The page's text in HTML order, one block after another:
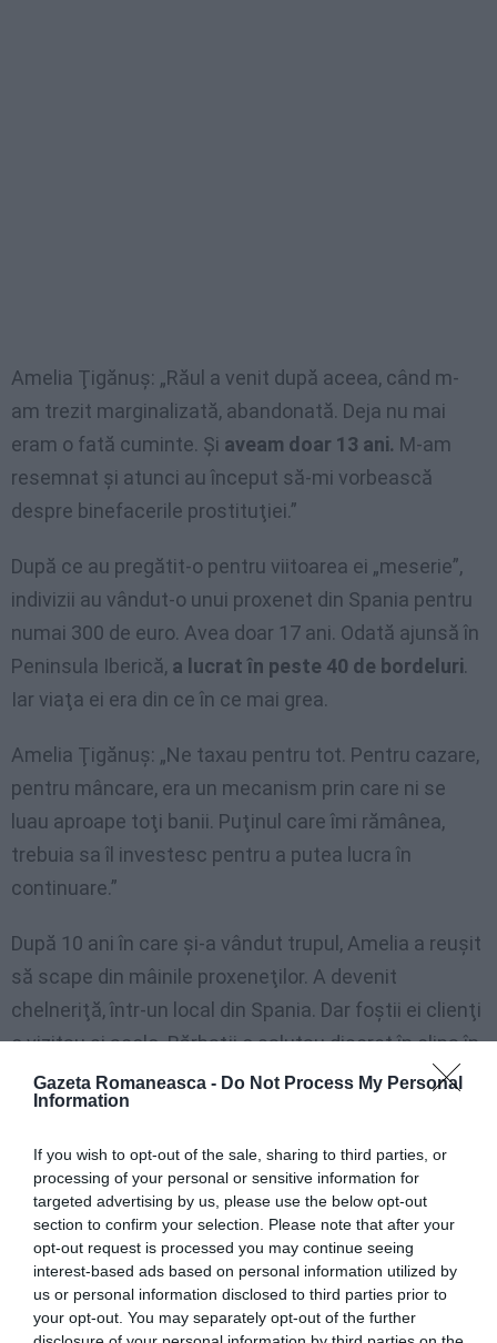
Gazeta Romaneasca - Do Not Process My Personal
Information
If you wish to opt-out of the sale, sharing to third parties, or
processing of your personal or sensitive information for
targeted advertising by us, please use the below opt-out
section to confirm your selection. Please note that after your
opt-out request is processed you may continue seeing
interest-based ads based on personal information utilized by
us or personal information disclosed to third parties prior to
your opt-out. You may separately opt-out of the further
Amelia Ţigănuş: „Răul a venit după aceea, când m-
am trezit marginalizată, abandonată. Deja nu mai
eram o fată cuminte. Şi aveam doar 13 ani. M-am
resemnat şi atunci au început să-mi vorbească
despre binefacerile prostituţiei.”
După ce au pregătit-o pentru viitoarea ei „meserie”,
indivizii au vândut-o unui proxenet din Spania pentru
numai 300 de euro. Avea doar 17 ani. Odată ajunsă în
Peninsula Iberică, a lucrat în peste 40 de bordeluri.
Iar viaţa ei era din ce în ce mai grea.
Amelia Ţigănuş: „Ne taxau pentru tot. Pentru cazare,
pentru mâncare, era un mecanism prin care ni se
luau aproape toţi banii. Puţinul care îmi rămânea,
trebuia sa îl investesc pentru a putea lucra în
continuare.”
După 10 ani în care şi-a vândut trupul, Amelia a reuşit
să scape din mâinile proxeneţilor. A devenit
chelneriţă, într-un local din Spania. Dar foştii ei clienţi
o vizitau şi acolo. Bărbaţii o salutau discret în clipa în
care o recunoşteau.
Amelia a mers la psihiatru pentru a-şi înfrunta
temerile.Astăzi este o feministă convinsă care
luptă împotriva traficului de carne vie. „Sunt
mândră că nu m-am sinucis”, spune ea acum.